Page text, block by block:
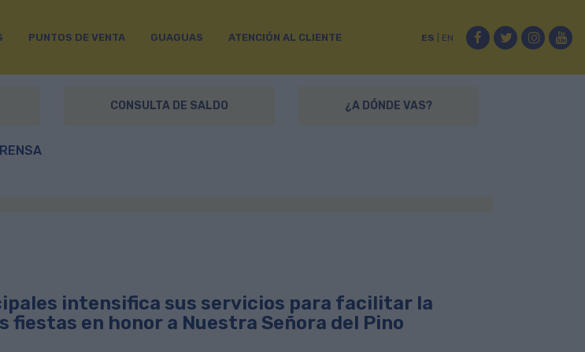
PUNTOS DE VENTA GUAGUAS ATENCIÓN AL CLIENTE Facebook
Twitter
ES EN
CONSULTA DE SALDO ¿A DÓNDE VAS?
intensifica sus servicios para facilitar la
fiestas en honor a Nuestra Señora del Pino